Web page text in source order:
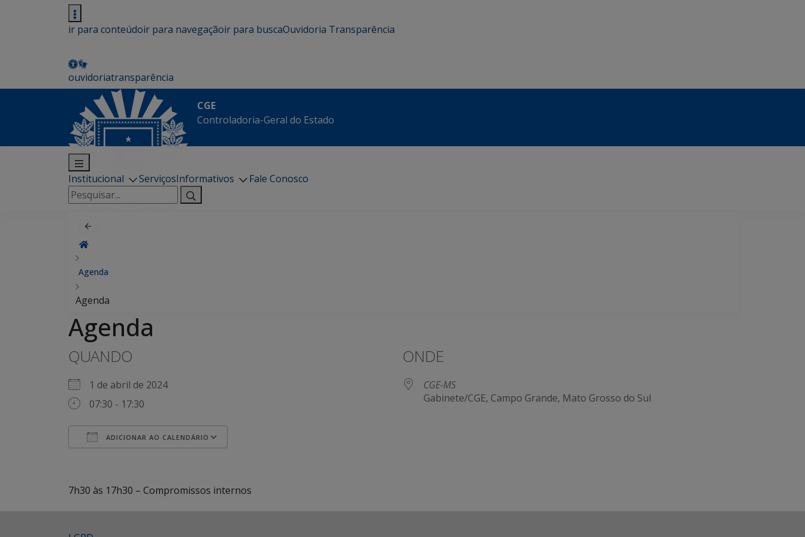
ir para conteúdoir para navegaçãoir para buscaOuvidoria Transparência
ouvidoriatransparência
CGE
Controladoria-Geral do Estado
Institucional ServiçosInformativos
Fale Conosco
Pesquisar
por:
Agenda
Agenda
Agenda
QUANDO
1 de abril de 2024
07:30 - 17:30
ADICIONAR AO CALENDÁRIO
ONDE
CGE-MS
Gabinete/CGE, Campo Grande, Mato Grosso do Sul
7h30 às 17h30 – Compromissos internos